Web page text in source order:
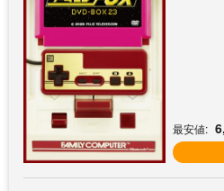
最安値: